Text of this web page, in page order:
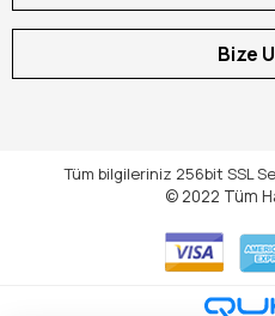
Bize
Tüm bilgileriniz 256bit SSL
© 2022 Tüm